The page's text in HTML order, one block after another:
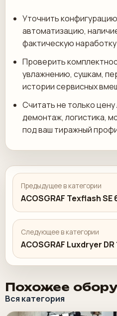
Уточнить
автоматизацию,
фактическую
Проверить
увлажнению, сушкам,
истории сервисных
Считать не только
демонтаж, логистика,
под ваш тиражный
Предыдущее в категории
ACOSGRAF Texflash SE
Следующее в категории
ACOSGRAF Luxdryer DR
Похожее
Вся категория